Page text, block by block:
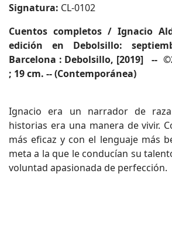
Signatura: CL-0102
Cuentos completos / Ignacio
edición en Debolsillo:
Barcelona : Debolsillo, [2019] --
; 19 cm. -- (Contemporánea)
Ignacio era un narrador de
historias era una manera de vivir.
más eficaz y con el lenguaje más
meta a la que le conducían su
voluntad apasionada de perfección.